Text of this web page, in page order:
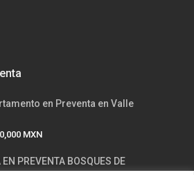
en Preventa en Valle
MXN
EN PREVENTA BOSQUES DE